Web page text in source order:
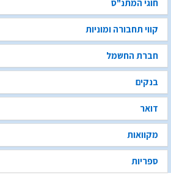
חוגי המתנ"ס
קווי תחבורה ומוניות
חברת החשמל
בנקים
דואר
מקוואות
ספריות